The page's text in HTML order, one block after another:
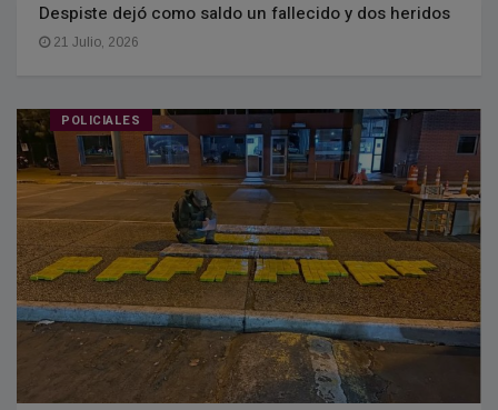
Despiste dejó como saldo un fallecido y dos heridos
21 Julio, 2026
POLICIALES